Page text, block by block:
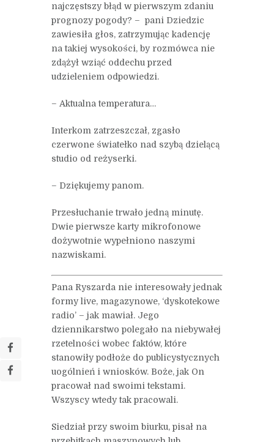
najczęstszy błąd w pierwszym zdaniu
prognozy pogody? – pani Dziedzic
zawiesiła głos, zatrzymując kadencję
na takiej wysokości, by rozmówca nie
zdążył wziąć oddechu przed
udzieleniem odpowiedzi.
– Aktualna temperatura…
Interkom zatrzeszczał, zgasło
czerwone światełko nad szybą dzielącą
studio od reżyserki.
– Dziękujemy panom.
Przesłuchanie trwało jedną minutę.
Dwie pierwsze karty mikrofonowe
dożywotnie wypełniono naszymi
nazwiskami.
Pana Ryszarda nie interesowały jednak
formy live, magazynowe, ‘dyskotekowe
radio’ – jak mawiał. Jego
dziennikarstwo polegało na niebywałej
rzetelności wobec faktów, które
stanowiły podłoże do publicystycznych
uogólnień i wniosków. Boże, jak On
pracował nad swoimi tekstami.
Wszyscy wtedy tak pracowali.
Siedział przy swoim biurku, pisał na